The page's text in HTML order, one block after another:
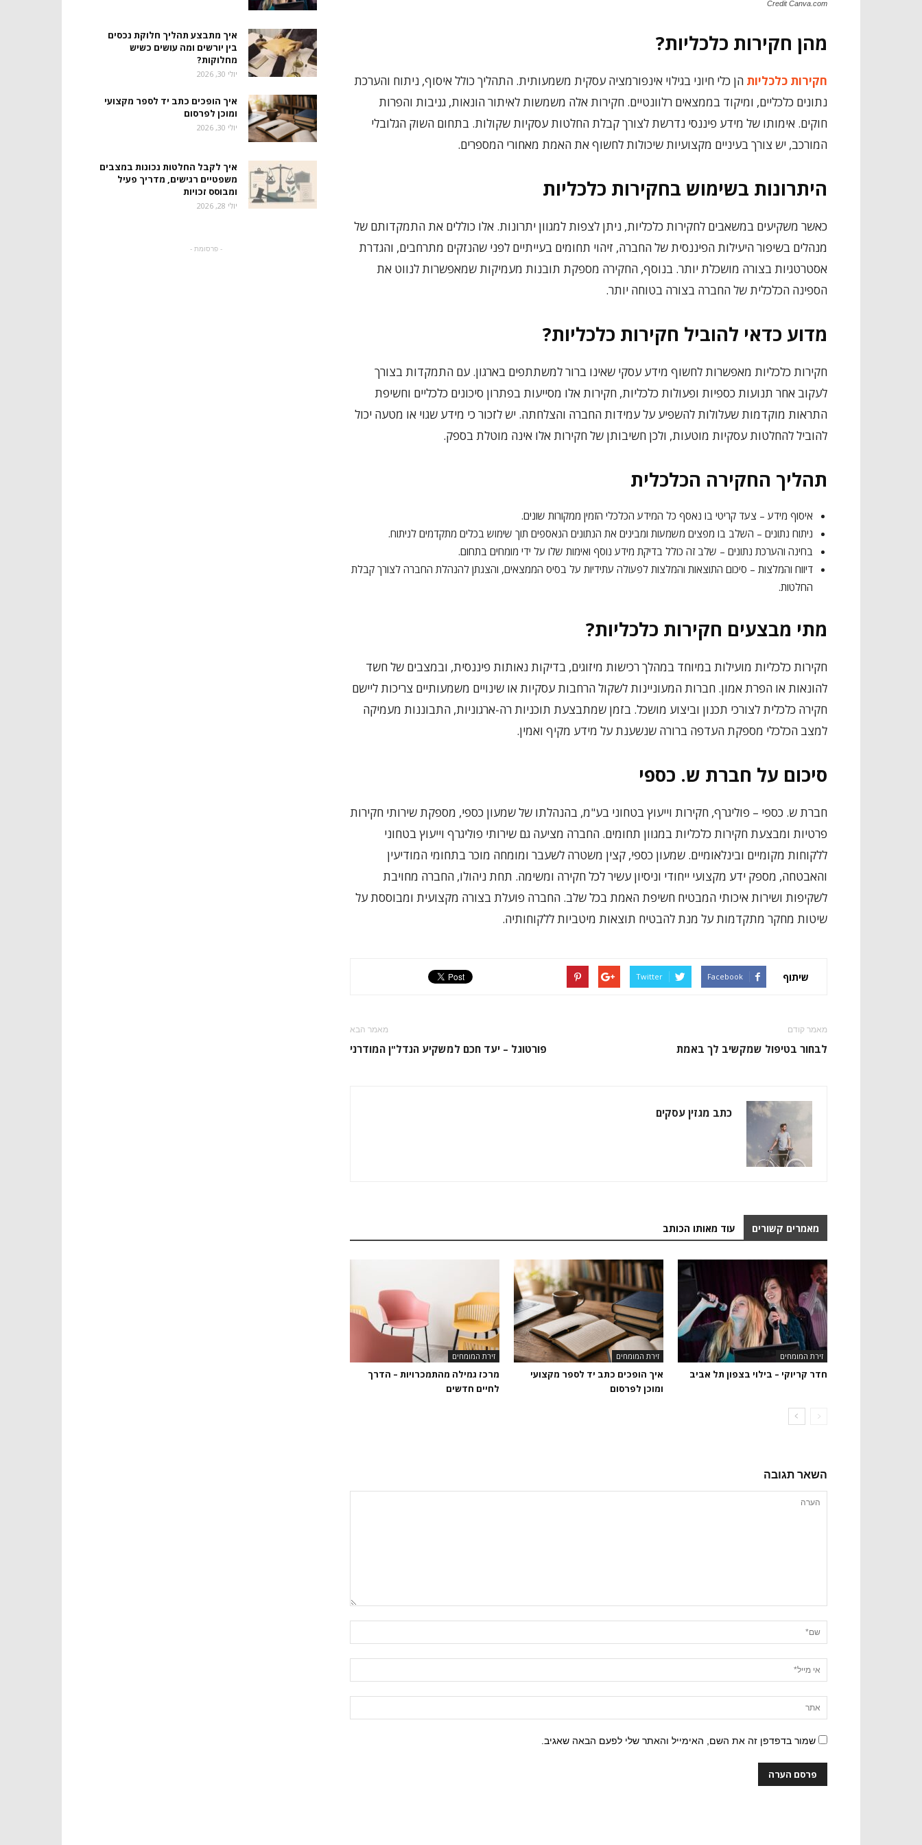
Credit Canva.com
מהן חקירות כלכליות?
חקירות כלכליות הן כלי חיוני בגילוי אינפורמציה עסקית משמעותית. התהליך כולל איסוף, ניתוח והערכת
נתונים כלכליים, ומיקוד בממצאים רלוונטיים. חקירות אלה משמשות לאיתור הונאות, גניבות והפרות
חוקים. אימותו של מידע פיננסי נדרשת לצורך קבלת החלטות עסקיות שקולות. בתחום השוק הגלובלי
המורכב, יש צורך בעיניים מקצועיות שיכולות לחשוף את האמת מאחורי המספרים.
היתרונות בשימוש בחקירות כלכליות
כאשר משקיעים במשאבים לחקירות כלכליות, ניתן לצפות למגוון יתרונות. אלו כוללים את התמקדותם של
מנהלים בשיפור היעילות הפיננסית של החברה, זיהוי תחומים בעייתיים לפני שהנזקים מתרחבים, והגדרת
אסטרטגיות בצורה מושכלת יותר. בנוסף, החקירה מספקת תובנות מעמיקות שמאפשרות לנווט את
הספינה הכלכלית של החברה בצורה בטוחה יותר.
מדוע כדאי להוביל חקירות כלכליות?
חקירות כלכליות מאפשרות לחשוף מידע עסקי שאינו ברור למשתתפים בארגון. עם התמקדות בצורך
לעקוב אחר תנועות כספיות ופעולות כלכליות, חקירות אלו מסייעות בפתרון סיכונים כלכליים וחשיפת
התראות מוקדמות שעלולות להשפיע על עמידות החברה והצלחתה. יש לזכור כי מידע שגוי או מטעה יכול
להוביל להחלטות עסקיות מוטעות, ולכן חשיבותן של חקירות אלו אינה מוטלת בספק.
תהליך החקירה הכלכלית
איסוף מידע – צעד קריטי בו נאסף כל המידע הכלכלי הזמין ממקורות שונים.
ניתוח נתונים – השלב בו מפצים משמעות ומבינים את הנתונים הנאספים תוך שימוש בכלים מתקדמים לניתוח.
בחינה והערכת נתונים – שלב זה כולל בדיקת מידע נוסף ואימות שלו על ידי מומחים בתחום.
דיווח והמלצות – סיכום התוצאות והמלצות לפעולה עתידיות על בסיס הממצאים, והצגתן להנהלת החברה לצורך קבלת
החלטות.
מתי מבצעים חקירות כלכליות?
חקירות כלכליות מועילות במיוחד במהלך רכישות מיזוגים, בדיקות נאותות פיננסית, ובמצבים של חשד
להונאות או הפרת אמון. חברות המעוניינות לשקול הרחבות עסקיות או שינויים משמעותיים צריכות ליישם
חקירה כלכלית לצורכי תכנון וביצוע מושכל. בזמן שמתבצעת תוכניות רה-ארגוניות, התבוננות מעמיקה
למצב הכלכלי מספקת העדפה ברורה שנשענת על מידע מקיף ואמין.
סיכום על חברת ש. כספי
חברת ש. כספי – פוליגרף, חקירות וייעוץ בטחוני בע"מ, בהנהלתו של שמעון כספי, מספקת שירותי חקירות
פרטיות ומבצעת חקירות כלכליות במגוון תחומים. החברה מציעה גם שירותי פוליגרף וייעוץ בטחוני
ללקוחות מקומיים ובינלאומיים. שמעון כספי, קצין משטרה לשעבר ומומחה מוכר בתחומי המודיעין
והאבטחה, מספק ידע מקצועי ייחודי וניסיון עשיר לכל חקירה ומשימה. תחת ניהולו, החברה מחויבת
לשקיפות ושירות איכותי המבטיח חשיפת האמת בכל שלב. החברה פועלת בצורה מקצועית ומבוססת על
שיטות מחקר מתקדמות על מנת להבטיח תוצאות מיטביות ללקוחותיה.
שיתוף Facebook
Twitter
מאמר קודם
לבחור בטיפול שמקשיב לך באמת
מאמר הבא
פורטוגל – יעד חכם למשקיע הנדל"ן המודרני
כתב מגזין עסקים
מאמרים קשורים עוד מאותו הכותב
זירת המומחים
חדר קריוקי – בילוי בצפון תל אביב
זירת המומחים
איך הופכים כתב יד לספר מקצועי
ומוכן לפרסום
זירת המומחים
מרכז גמילה מהתמכרויות – הדרך
לחיים חדשים
השאר תגובה
שמור בדפדפן זה את השם, האימייל והאתר שלי לפעם הבאה שאגיב.
איך מתבצע תהליך חלוקת נכסים
בין יורשים ומה עושים כשיש
מחלוקות?
יולי 30, 2026
איך הופכים כתב יד לספר מקצועי
ומוכן לפרסום
יולי 30, 2026
איך לקבל החלטות נכונות במצבים
משפטיים רגישים, מדריך פעיל
ומבוסס זכויות
יולי 28, 2026
- פרסומת -